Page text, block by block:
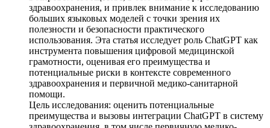
здравоохранения, и привлек внимание к исследованию
больших языковых моделей с точки зрения их
полезности и безопасности практического
использования. Эта статья исследует роль ChatGPT как
инструмента повышения цифровой медицинской
грамотности, оценивая его преимущества и
потенциальные риски в контексте современного
здравоохранения и первичной медико-санитарной
помощи.
Цель исследования: оценить потенциальные
преимущества и вызовы интеграции ChatGPT в систему